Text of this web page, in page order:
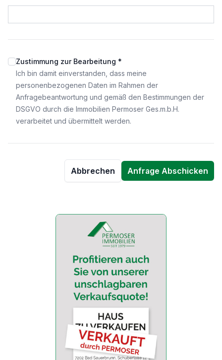
Zustimmung zur Bearbeitung *
Ich bin damit einverstanden, dass meine
personenbezogenen Daten im Rahmen der
Anfragebeantwortung und gemäß den Bestimmungen der
DSGVO durch die Immobilien Permoser Ges.m.b.H.
verarbeitet und übermittelt werden.
Abbrechen Anfrage Abschicken